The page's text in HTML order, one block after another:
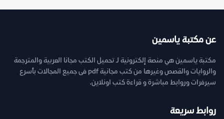
عن مكتبة ياسمين
مكتبة ياسمين هي منصة إلكترونية لـ تحميل الكتب مجانا العربية والمترجمة
والروايات والقصص وغيرها من كتب مجانية pdf فى جميع المجالات بأسرع
سيرفرات وروابط مباشرة و قراءة كتب اونلاين.
روابط سريعة